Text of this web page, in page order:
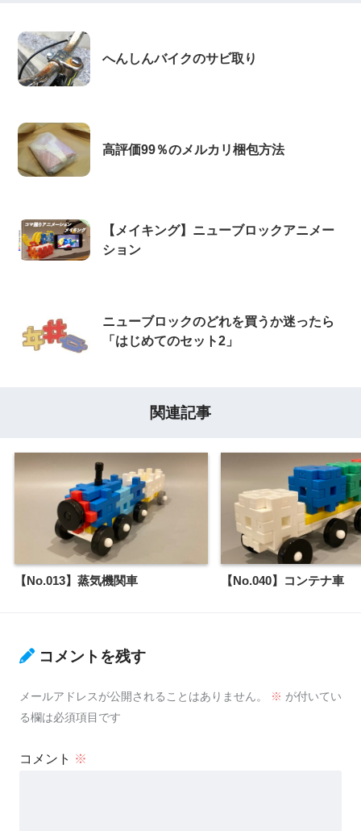
へんしんバイクのサビ取り
高評価99％のメルカリ梱包方法
【メイキング】ニューブロックアニメー
ション
ニューブロックのどれを買うか迷ったら
「はじめてのセット2」
関連記事
【No.013】蒸気機関車 【No.040】コンテナ車
コメントを残す
メールアドレスが公開されることはありません。 ※ が付いてい
る欄は必須項目です
コメント ※